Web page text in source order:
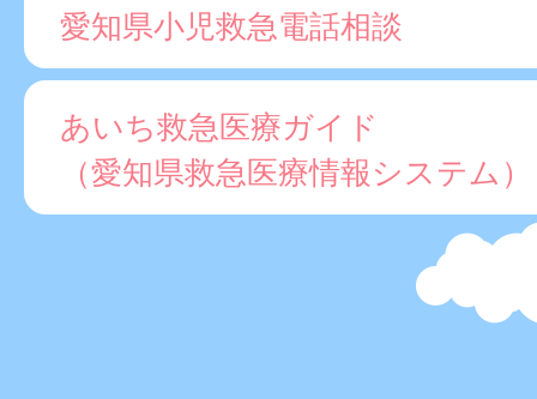
愛知県小児救急電話相談
あいち救急医療ガイド
（愛知県救急医療情報システム）